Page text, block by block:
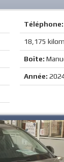
Téléphone:
18,175
Boîte:
Année: